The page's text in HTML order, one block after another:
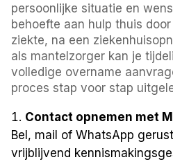
persoonlijke situatie en
behoefte aan hulp thuis
ziekte, na een
als mantelzorger kan je
volledige overname
proces stap voor stap
Contact opnemen met
Bel, mail of WhatsApp
vrijblijvend